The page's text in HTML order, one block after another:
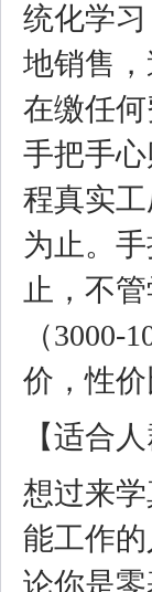
统化学
地销售
在缴任
手把手
程真实
为止。
止，不
（
价，性
【适合
想过来
能工作
论你是